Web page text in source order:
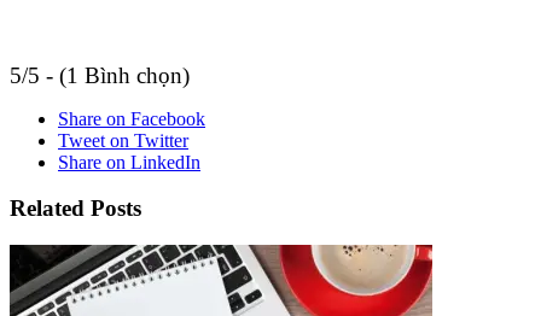
5/5 - (1 Bình chọn)
Share on Facebook
Tweet on Twitter
Share on LinkedIn
Related Posts